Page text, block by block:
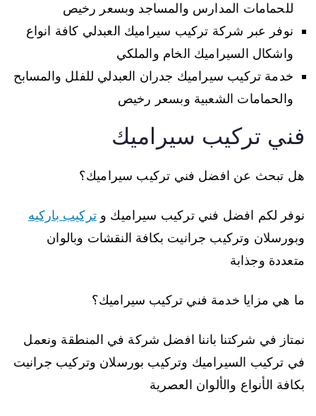
للحمامات المدارس والمساجد وبسعر رخيص
نوفر عبر شركة تركيب سيراميك العبدلي كافة انواع
واشكال السيراميك الخام والملكي
خدمة تركيب سيراميك جدران العبدلي للفلل والمسابح
والحمامات الشعبية وبسعر رخيص
فني تركيب سيراميك
هل تبحث عن افضل فني تركيب سيراميك؟
نوفر لكم افضل فني تركيب سيراميك وتركيب باركيه
وبورسلان وتركيب جرانيت بكافة النقشات وبالوان
متعددة وجذابة
ما هي مزايا خدمة فني تركيب سيراميك؟
نمتاز في شركتنا باننا افضل شركة في المنطقة ونعمل
في تركيب السيراميك وتركيب بورسلان وتركيب جرانيت
بكافة الأنواع والألوان العصرية